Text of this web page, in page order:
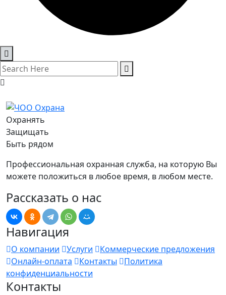
Охранять
Защищать
Быть рядом
Профессиональная охранная служба, на которую Вы
можете положиться в любое время, в любом месте.
Рассказать о нас
Навигация
О компании Услуги
Коммерческие предложения
Онлайн-оплата
Контакты
Политика
конфиденциальности
Контакты